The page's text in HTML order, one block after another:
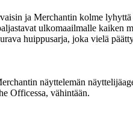
ja Merchantin kolme
ulkomaailmalle
huippusarja, joka vielä
näyttelemän
Officessa, vähintään.